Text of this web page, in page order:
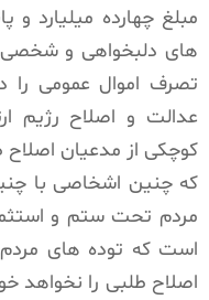
مبلغ چهارده میلیارد
های دلبخواهی و شخصی
تصرف اموال عمومی را
عدالت و اصلاح رژیم
کوچکی از مدعیان
که چنین اشخاصی با
مردم تحت ستم و
است که توده های
اصلاح طلبی را نخواهد